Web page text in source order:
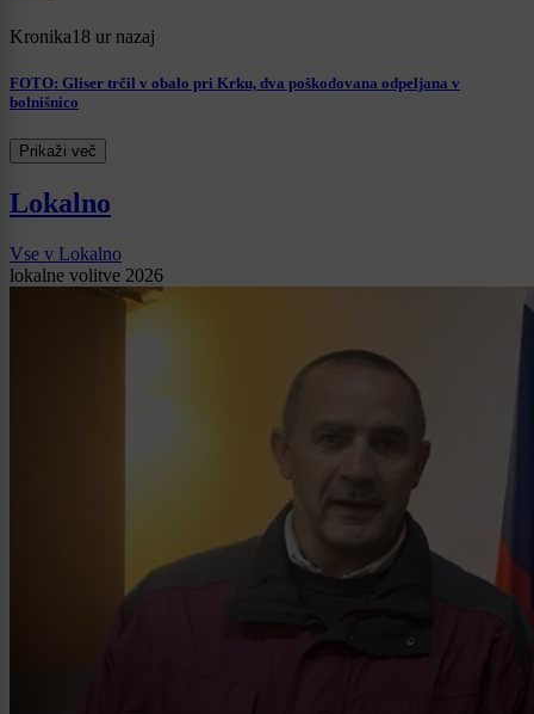
Kronika18 ur nazaj
FOTO: Gliser trčil v obalo pri Krku, dva poškodovana odpeljana v
bolnišnico
Prikaži več
Lokalno
Vse v Lokalno
lokalne volitve 2026